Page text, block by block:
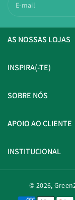
E-mail
AS NOSSAS LOJAS
INSPIRA(-TE)
SOBRE NÓS
APOIO AO CLIENTE
INSTITUCIONAL
© 2026,